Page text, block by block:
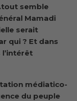
semble
Mamadi
serait
qui ? Et dans
médiatico-
du peuple